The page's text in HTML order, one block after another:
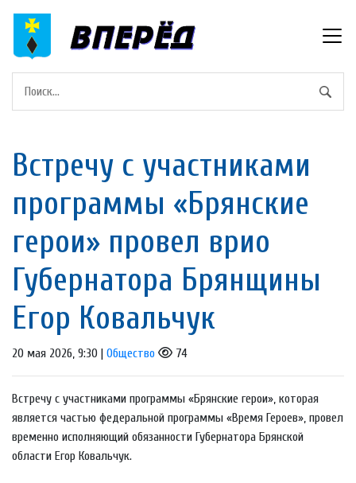
Встречу с участниками
программы «Брянские
герои» провел врио
Губернатора Брянщины
Егор Ковальчук
20 мая 2026, 9:30 | Общество 74
Встречу с участниками программы «Брянские герои», которая
является частью федеральной программы «Время Героев», провел
временно исполняющий обязанности Губернатора Брянской
области Егор Ковальчук.